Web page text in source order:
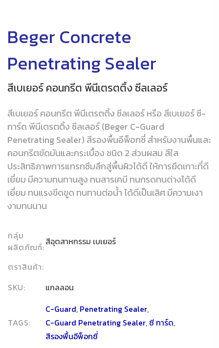
Beger Concrete
Penetrating Sealer
สีเบเยอร์ คอนกรีต พีนีเตรตติ้ง ซีลเลอร์
สีเบเยอร์ คอนกรีต พีนีเตรตติ้ง ซีลเลอร์ หรือ สีเบเยอร์ ซี-
การ์ด พีนีเตรตติ้ง ซีลเลอร์ (Beger C-Guard
Penetrating Sealer) สีรองพื้นอีพ็อกซี่ สำหรับงานพื้นและ
คอนกรีตขัดมันและกระเบื้อง ชนิด 2 ส่วนผสม สีใส
ประสิทธิภาพการแทรกซึมลึกสู่พื้นผิวได้ดี ให้การยึดเกาะที่ดี
เยี่ยม มีความทนทานสูง ทนสารเคมี ทนกรดทนด่างได้ดี
เยี่ยม ทนแรงขีดขูด ทนทานต่อน้ำ ได้ดีเป็นเลิศ มีความเงา
งามทนนาน
กลุ่ม
ผลิตภัณฑ์:สีอุตสาหกรรม เบเยอร์
ตราสินค้า:
SKU:
แกลลอน
TAGS:
C-Guard, Penetrating Sealer,
C-Guard Penetrating Sealer, ซี การ์ด,
สีรองพื้นอีพ็อกซี่